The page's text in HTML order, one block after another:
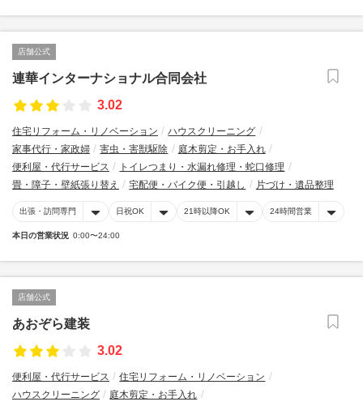
店舗公式
連華インターナショナル合同会社
3.02
住宅リフォーム・リノベーション
ハウスクリーニング
家事代行・家政婦
害虫・害獣駆除
庭木剪定・お手入れ
便利屋・代行サービス
トイレつまり・水漏れ修理・蛇口修理
畳・障子・壁紙張り替え
宅配便・バイク便・引越し 片づけ・遺品整理
出張・訪問専門 日祝OK 21時以降OK 24時間営業
本日の営業状況 0:00〜24:00
店舗公式
あおぞら建装
3.02
便利屋・代行サービス
住宅リフォーム・リノベーション
ハウスクリーニング
庭木剪定・お手入れ